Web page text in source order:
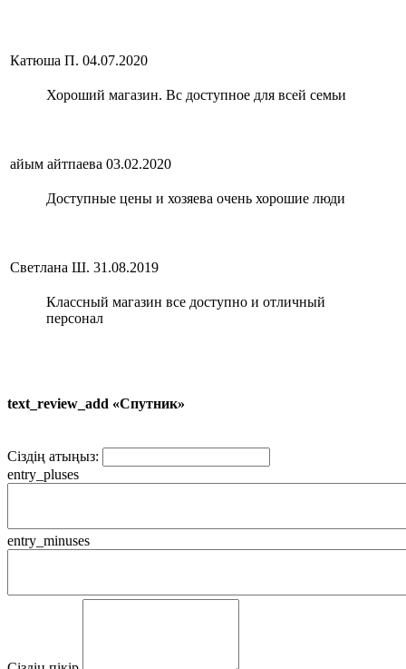
Катюша П. 04.07.2020
Хороший магазин. Вс доступное для всей семьи
айым айтпаева 03.02.2020
Доступные цены и хозяева очень хорошие люди
Светлана Ш. 31.08.2019
Классный магазин все доступно и отличный
персонал
text_review_add «Спутник»
Сіздің атыңыз:
entry_pluses
entry_minuses